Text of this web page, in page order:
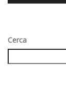
Cerca